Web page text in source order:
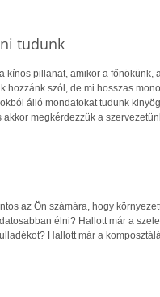
tudunk
kínos pillanat, amikor a
hozzánk szól, de mi hosszas
álló mondatokat tudunk
akkor megkérdezzük a
az Ön számára, hogy
élni? Hallott már a
Hallott már a